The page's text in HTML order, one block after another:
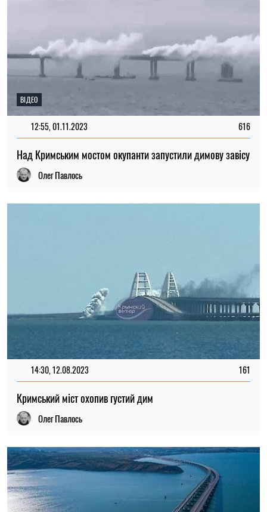
ВІДЕО
12:55, 01.11.2023 616
Над Кримським мостом окупанти запустили димову завісу
Олег Павлось
14:30, 12.08.2023 161
Кримський міст охопив густий дим
Олег Павлось